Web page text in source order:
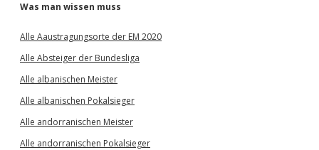
Was man wissen muss
Alle Aaustragungsorte der EM 2020
Alle Absteiger der Bundesliga
Alle albanischen Meister
Alle albanischen Pokalsieger
Alle andorranischen Meister
Alle andorranischen Pokalsieger